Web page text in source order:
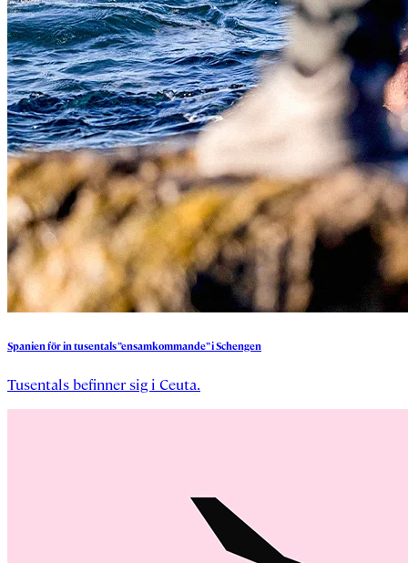
Spanienförintusentals”ensamkommande”iSchengen
Tusentals befinner sig i Ceuta.